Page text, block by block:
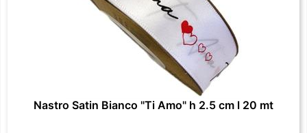
Nastro Satin Bianco "Ti Amo" h 2.5 cm l 20 mt